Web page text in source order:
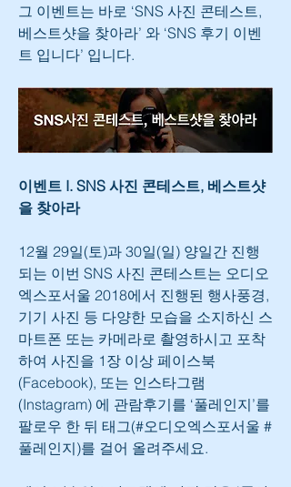
그 이벤트는 바로 ‘SNS 사진 콘테스트,
베스트샷을 찾아라’ 와 ‘SNS 후기 이벤
트 입니다’ 입니다.
이벤트 I. SNS 사진 콘테스트, 베스트샷
을 찾아라
12월 29일(토)과 30일(일) 양일간 진행
되는 이번 SNS 사진 콘테스트는 오디오
엑스포서울 2018에서 진행된 행사풍경,
기기 사진 등 다양한 모습을 소지하신 스
마트폰 또는 카메라로 촬영하시고 포착
하여 사진을 1장 이상 페이스북
(Facebook), 또는 인스타그램
(Instagram) 에 관람후기를 ‘풀레인지’를
팔로우 한 뒤 태그(#오디오엑스포서울 #
풀레인지)를 걸어 올려주세요.